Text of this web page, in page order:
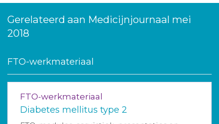
Gerelateerd aan Medicijnjournaal mei
2018
FTO-werkmateriaal
FTO-werkmateriaal
Diabetes mellitus type 2